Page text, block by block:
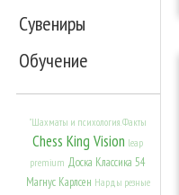
Сувениры
Обучение
"Шахматы и психология. Факты
Chess King Vision leap
premium Доска Классика 54
Магнус Карлсен Нарды резные